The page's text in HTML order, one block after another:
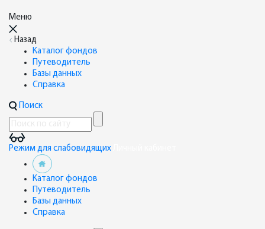
Меню
Назад
Каталог фондов
Путеводитель
Базы данных
Справка
Поиск
Режим для слабовидящих
Каталог фондов
Путеводитель
Базы данных
Справка